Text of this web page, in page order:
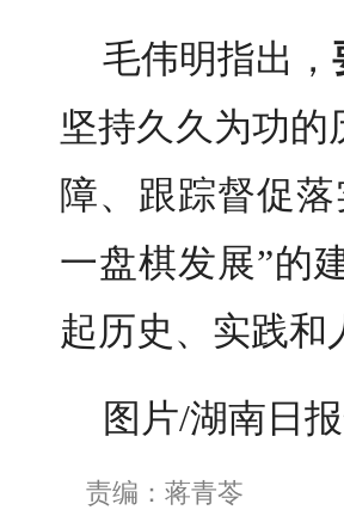
毛伟明指出，
坚持久久为功的
障、 跟踪督促落
一盘棋发展”的
起历史、实践和
图片/湖南日
责编：蒋青苓